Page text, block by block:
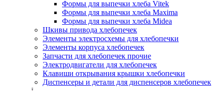
Формы для выпечки хлеба Vitek
Формы для выпечки хлеба Maxima
Формы для выпечки хлеба Midea
Шкивы привода хлебопечек
Элементы электросхемы для хлебопечки
Элементы корпуса хлебопечек
Запчасти для хлебопечек прочие
Электродвигатели для хлебопечек
Клавиши открывания крышки хлебопечки
Диспенсеры и детали для диспенсеров хлебопечек